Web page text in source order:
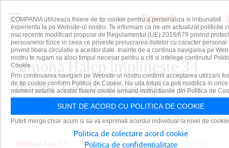
Simona Halep împlineşte 34
de ani. Ultima perioadă a fost
marcată de anunţul retragerii
PUBLICAT DEDAIAN CUTUPE 27 SEP
COMPANIA utilizeaza fisiere de tip cookie pentru a personaliza si imbunatati
experienta ta pe Website-ul nostru. Te informam ca ne-am actualizat politicile
mai recente modificari propuse de Regulamentul (UE) 2016/679 privind
persoanelor fizice in ceea ce priveste prelucrarea datelor cu caracter personal
privind libera circulatie a acestor date. Inainte de a continua navigarea pe
nostru te rugam sa aloci timpul necesar pentru a citi si intelege continutul
Cookie.
Prin continuarea navigarii pe Website-ul nostru confirmi acceptarea utilizarii
de tip cookie conform Politicii de Cookie. Nu uita totusi ca poti modifica in orice
moment setarile acestor fisiere cookie urmand instructiunile din Politica de
SUNT DE ACORD CU POLITICA DE COOKIE
Puteti merge chiar acum si sa va exprimati acordul individual la nivel de
Politica de colectare acord cookie
Politica de confidentialitate